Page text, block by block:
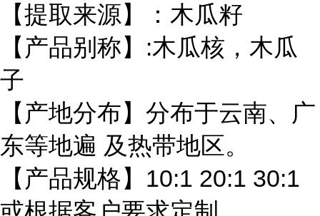
【提取来源】：木瓜籽
【产品别称】:木瓜核，木瓜
子
【产地分布】分布于云南、广
东等地遍 及热带地区。
【产品规格】10:1 20:1 30:1